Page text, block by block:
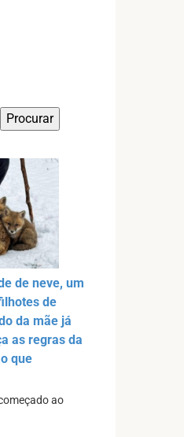
Procurar
de neve, um
de
da mãe já
as regras da
que
ao